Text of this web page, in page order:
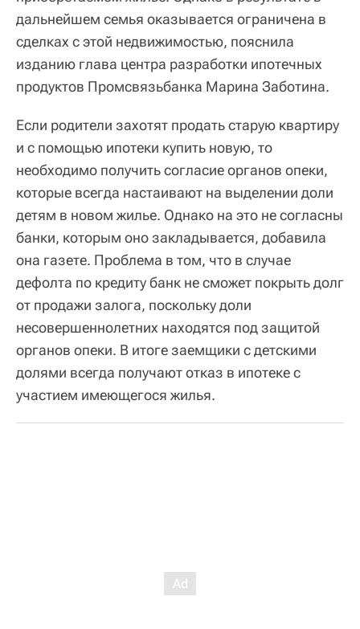
дальнейшем семья оказывается ограничена в
сделках с этой недвижимостью, пояснила
изданию глава центра разработки ипотечных
продуктов Промсвязьбанка Марина Заботина.
Если родители захотят продать старую квартиру
и с помощью ипотеки купить новую, то
необходимо получить согласие органов опеки,
которые всегда настаивают на выделении доли
детям в новом жилье. Однако на это не согласны
банки, которым оно закладывается, добавила
она газете. Проблема в том, что в случае
дефолта по кредиту банк не сможет покрыть долг
от продажи залога, поскольку доли
несовершеннолетних находятся под защитой
органов опеки. В итоге заемщики с детскими
долями всегда получают отказ в ипотеке с
участием имеющегося жилья.